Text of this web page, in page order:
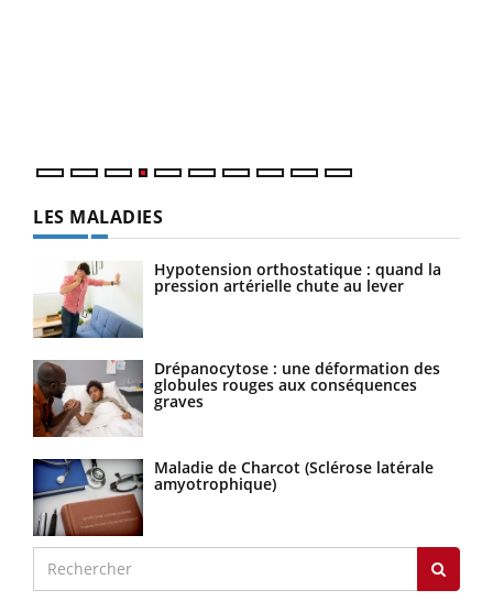
LES MALADIES
Hypotension orthostatique : quand la
pression artérielle chute au lever
Drépanocytose : une déformation des
globules rouges aux conséquences
graves
Maladie de Charcot (Sclérose latérale
amyotrophique)